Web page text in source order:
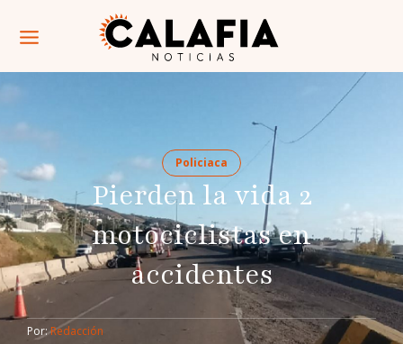
Policiaca
Pierden la vida 2
motociclistas en
accidentes
Por: Redacción